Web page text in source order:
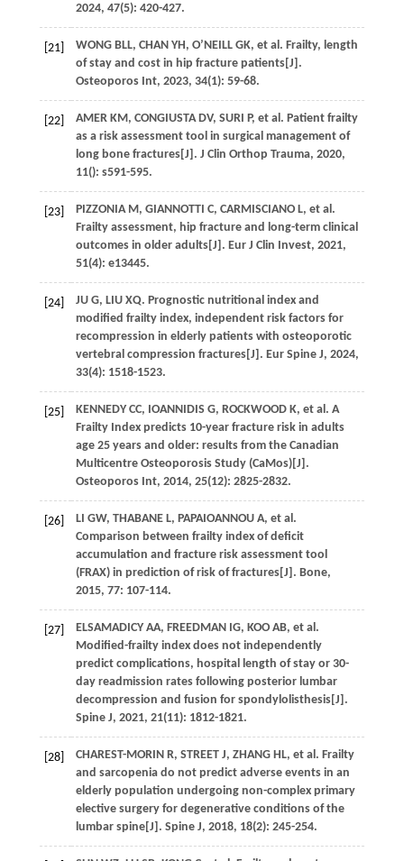
2024, 47(5): 420-427.
[21] WONG BLL, CHAN YH, O’NEILL GK, et al . Frailty, length
of stay and cost in hip fracture patients[J].
Osteoporos Int, 2023, 34(1): 59-68.
[22] AMER KM, CONGIUSTA DV, SURI P, et al . Patient frailty
as a risk assessment tool in surgical management of
long bone fractures[J]. J Clin Orthop Trauma, 2020,
11(): s591-595.
[23] PIZZONIA M, GIANNOTTI C, CARMISCIANO L, et al .
Frailty assessment, hip fracture and long-term clinical
outcomes in older adults[J]. Eur J Clin Invest, 2021,
51(4): e13445.
[24] JU G, LIU XQ. Prognostic nutritional index and
modified frailty index, independent risk factors for
recompression in elderly patients with osteoporotic
vertebral compression fractures[J]. Eur Spine J, 2024,
33(4): 1518-1523.
[25] KENNEDY CC, IOANNIDIS G, ROCKWOOD K, et al . A
Frailty Index predicts 10-year fracture risk in adults
age 25 years and older: results from the Canadian
Multicentre Osteoporosis Study (CaMos)[J].
Osteoporos Int, 2014, 25(12): 2825-2832.
[26] LI GW, THABANE L, PAPAIOANNOU A, et al .
Comparison between frailty index of deficit
accumulation and fracture risk assessment tool
(FRAX) in prediction of risk of fractures[J]. Bone,
2015, 77: 107-114.
[27] ELSAMADICY AA, FREEDMAN IG, KOO AB, et al .
Modified-frailty index does not independently
predict complications, hospital length of stay or 30-
day readmission rates following posterior lumbar
decompression and fusion for spondylolisthesis[J].
Spine J, 2021, 21(11): 1812-1821.
[28] CHAREST-MORIN R, STREET J, ZHANG HL, et al . Frailty
and sarcopenia do not predict adverse events in an
elderly population undergoing non-complex primary
elective surgery for degenerative conditions of the
lumbar spine[J]. Spine J, 2018, 18(2): 245-254.